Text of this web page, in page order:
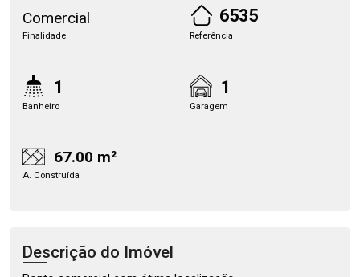
Comercial
Finalidade
6535
Referência
1
Banheiro
1
Garagem
67.00 m²
A. Construída
Descrição do Imóvel